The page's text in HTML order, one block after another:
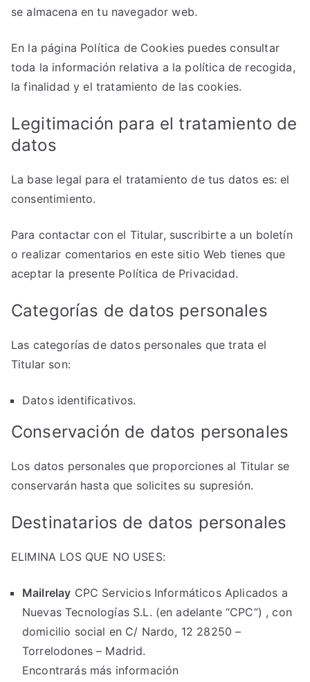
se almacena en tu navegador web.
En la página Política de Cookies puedes consultar
toda la información relativa a la política de recogida,
la finalidad y el tratamiento de las cookies.
Legitimación para el tratamiento de
datos
La base legal para el tratamiento de tus datos es: el
consentimiento.
Para contactar con el Titular, suscribirte a un boletín
o realizar comentarios en este sitio Web tienes que
aceptar la presente Política de Privacidad.
Categorías de datos personales
Las categorías de datos personales que trata el
Titular son:
Datos identificativos.
Conservación de datos personales
Los datos personales que proporciones al Titular se
conservarán hasta que solicites su supresión.
Destinatarios de datos personales
ELIMINA LOS QUE NO USES:
Mailrelay CPC Servicios Informáticos Aplicados a
Nuevas Tecnologías S.L. (en adelante “CPC”) , con
domicilio social en C/ Nardo, 12 28250 –
Torrelodones – Madrid.
Encontrarás más información